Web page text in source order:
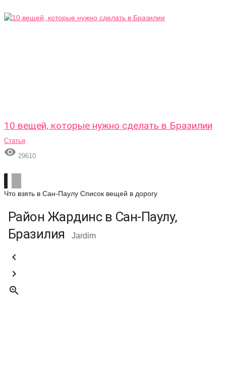
10 вещей, которые нужно сделать в Бразилии
Статья
 29610
Что взять в Сан-Паулу Список вещей в дорогу
Район Жардинс в Сан-Паулу,
Бразилия
Jardim


